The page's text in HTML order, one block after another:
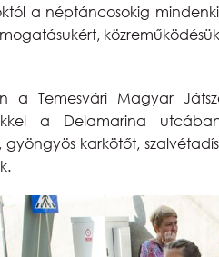
a néptáncosokig
a Temesvári Magyar
a Delamarina
gyöngyös karkötőt,